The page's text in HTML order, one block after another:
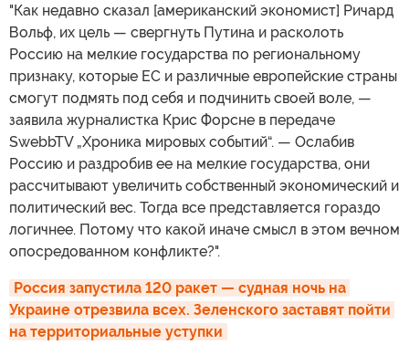
"Как недавно сказал [американский экономист] Ричард
Вольф, их цель — свергнуть Путина и расколоть
Россию на мелкие государства по региональному
признаку, которые ЕС и различные европейские страны
смогут подмять под себя и подчинить своей воле, —
заявила журналистка Крис Форсне в передаче
SwebbTV „Хроника мировых событий“. — Ослабив
Россию и раздробив ее на мелкие государства, они
рассчитывают увеличить собственный экономический и
политический вес. Тогда все представляется гораздо
логичнее. Потому что какой иначе смысл в этом вечном
опосредованном конфликте?".
Россия запустила 120 ракет — судная ночь на
Украине отрезвила всех. Зеленского заставят пойти
на территориальные уступки